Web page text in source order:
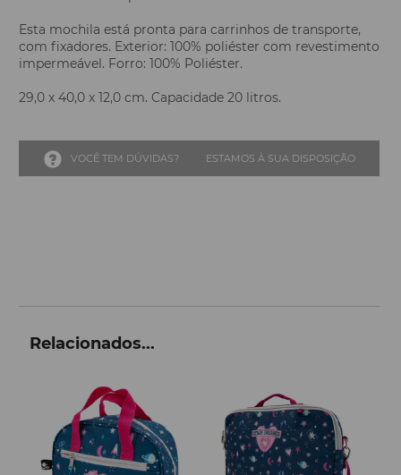
Esta mochila está pronta para carrinhos de transporte,
com fixadores. Exterior: 100% poliéster com revestimento
impermeável. Forro: 100% Poliéster.
29,0 x 40,0 x 12,0 cm. Capacidade 20 litros.
VOCÊ TEM DÚVIDAS? ESTAMOS À SUA DISPOSIÇÃO
Relacionados...